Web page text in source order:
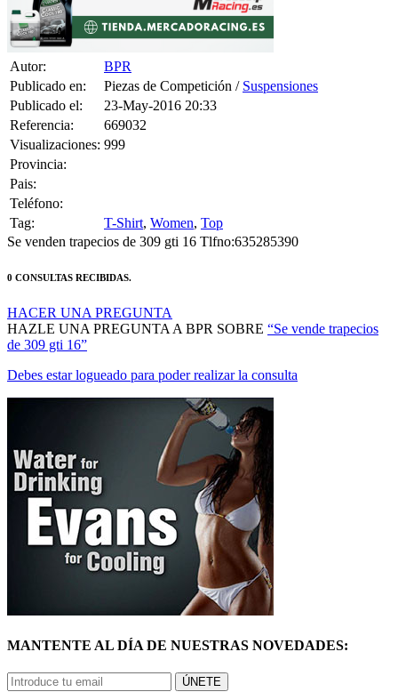
Autor:
BPR
Publicado en:
Piezas de Competición / Suspensiones
Publicado el:
23-May-2016 20:33
Referencia:
669032
Visualizaciones: 999
Provincia:
Pais:
Teléfono:
Tag:
T-Shirt, Women, Top
Se venden trapecios de 309 gti 16 Tlfno:635285390
0 CONSULTAS RECIBIDAS.
HACER UNA PREGUNTA
HAZLE UNA PREGUNTA A BPR SOBRE “Se vende trapecios
de 309 gti 16”
Debes estar logueado para poder realizar la consulta
MANTENTE AL DÍA DE NUESTRAS NOVEDADES:
ÚNETE